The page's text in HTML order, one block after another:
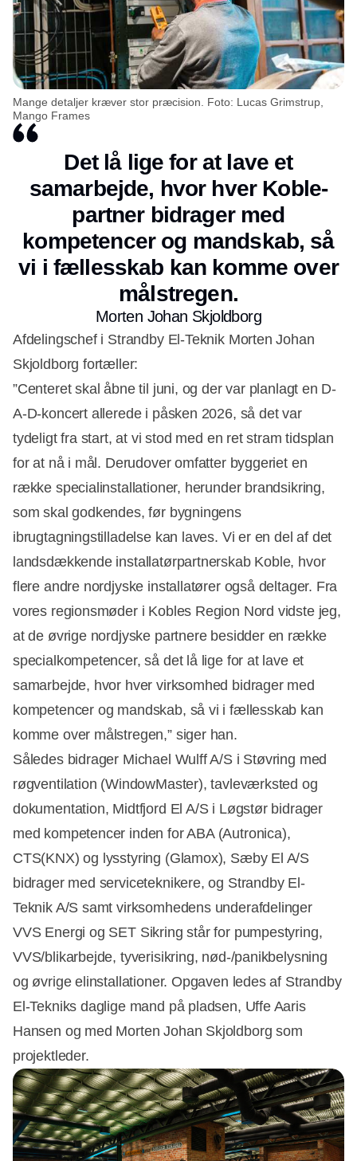
Mange detaljer kræver stor præcision. Foto: Lucas Grimstrup,
Mango Frames
Det lå lige for at lave et
samarbejde, hvor hver Koble-
partner bidrager med
kompetencer og mandskab, så
vi i fællesskab kan komme over
målstregen.
Morten Johan Skjoldborg
Afdelingschef i Strandby El-Teknik Morten Johan
Skjoldborg fortæller:
”Centeret skal åbne til juni, og der var planlagt en D-
A-D-koncert allerede i påsken 2026, så det var
tydeligt fra start, at vi stod med en ret stram tidsplan
for at nå i mål. Derudover omfatter byggeriet en
række specialinstallationer, herunder brandsikring,
som skal godkendes, før bygningens
ibrugtagningstilladelse kan laves. Vi er en del af det
landsdækkende installatørpartnerskab Koble, hvor
flere andre nordjyske installatører også deltager. Fra
vores regionsmøder i Kobles Region Nord vidste jeg,
at de øvrige nordjyske partnere besidder en række
specialkompetencer, så det lå lige for at lave et
samarbejde, hvor hver virksomhed bidrager med
kompetencer og mandskab, så vi i fællesskab kan
komme over målstregen,” siger han.
Således bidrager Michael Wulff A/S i Støvring med
røgventilation (WindowMaster), tavleværksted og
dokumentation, Midtfjord El A/S i Løgstør bidrager
med kompetencer inden for ABA (Autronica),
CTS(KNX) og lysstyring (Glamox), Sæby El A/S
bidrager med serviceteknikere, og Strandby El-
Teknik A/S samt virksomhedens underafdelinger
VVS Energi og SET Sikring står for pumpestyring,
VVS/blikarbejde, tyverisikring, nød-/panikbelysning
og øvrige elinstallationer. Opgaven ledes af Strandby
El-Tekniks daglige mand på pladsen, Uffe Aaris
Hansen og med Morten Johan Skjoldborg som
projektleder.